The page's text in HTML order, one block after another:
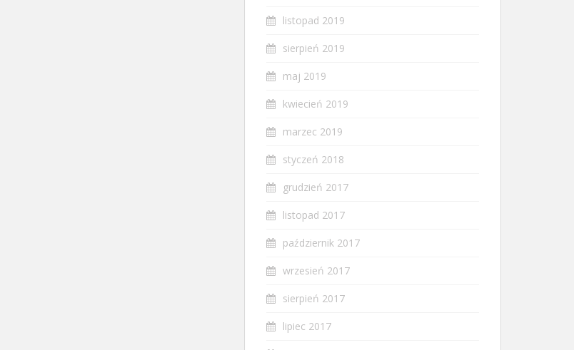
listopad 2019
sierpień 2019
maj 2019
kwiecień 2019
marzec 2019
styczeń 2018
grudzień 2017
listopad 2017
październik 2017
wrzesień 2017
sierpień 2017
lipiec 2017